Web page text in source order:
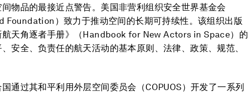
物品的最接近点警告。美国非营利组织安全世界基金会
Foundation）致力于推动空间的长期可持续性。该组织出版
航天角逐者手册》（Handbook for New Actors in Space）的
安全、负责任的航天活动的基本原则、法律、政策、规范、
通过其和平利用外层空间委员会（COPUOS）开发了一系列